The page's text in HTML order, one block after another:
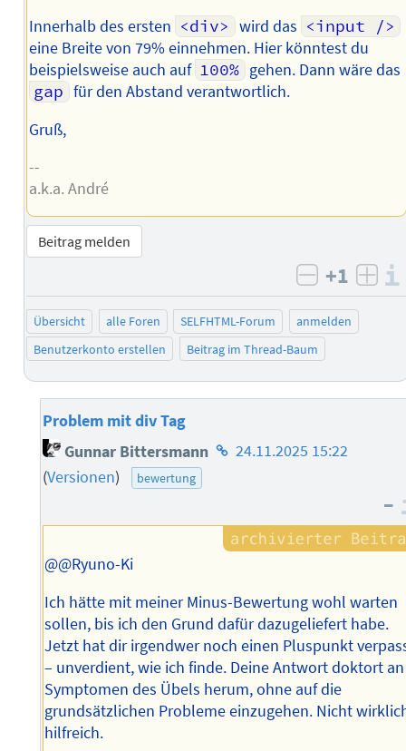
Innerhalb des ersten <div> wird das <input />
eine Breite von 79% einnehmen. Hier könntest du
beispielsweise auch auf 100% gehen. Dann wäre das
gap für den Abstand verantwortlich.
Gruß,
--
a.k.a. André
Beitrag melden
negativ
+1
Übersicht alle Foren SELFHTML-Forum
anmelden
Benutzerkonto erstellen
Beitrag im Thread-Baum
Problem mit div Tag
Gunnar Bittersmann Homepage
24.11.2025 15:22
(Versionen) bewertung
–
@@Ryuno-Ki
Ich hätte mit meiner Minus-Bewertung wohl warten
sollen, bis ich den Grund dafür dazugeliefert habe.
Jetzt hat dir irgendwer noch einen Pluspunkt
– unverdient, wie ich finde. Deine Antwort doktort an
Symptomen des Übels herum, ohne auf die
grundsätzlichen Probleme einzugehen. Nicht
hilfreich.